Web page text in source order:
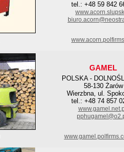
tel.: +48 59 842
GAMEL
POLSKA -
58-130 Żarów
Wierzbna, ul.
tel.: +48 74 857